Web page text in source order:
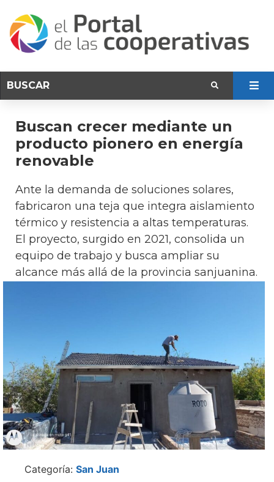
Buscan crecer mediante un
producto pionero en energía
renovable
Ante la demanda de soluciones solares,
fabricaron una teja que integra aislamiento
térmico y resistencia a altas temperaturas.
El proyecto, surgido en 2021, consolida un
equipo de trabajo y busca ampliar su
alcance más allá de la provincia sanjuanina.
Categoría: San Juan